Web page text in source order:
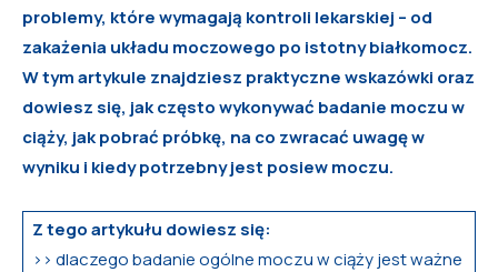
problemy, które wymagają kontroli lekarskiej – od
zakażenia układu moczowego po istotny białkomocz.
W tym artykule znajdziesz praktyczne wskazówki oraz
dowiesz się, jak często wykonywać badanie moczu w
ciąży, jak pobrać próbkę, na co zwracać uwagę w
wyniku i kiedy potrzebny jest posiew moczu.
Z tego artykułu dowiesz się:
>> dlaczego badanie ogólne moczu w ciąży jest ważne